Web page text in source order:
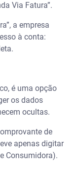
Via Fatura”.
a empresa
à conta:
é uma opção
os dados
ocultas.
de
apenas digitar
Consumidora).